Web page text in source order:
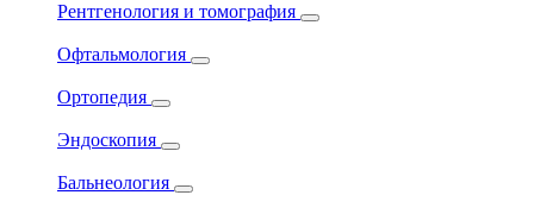
Рентгенология и томография
Офтальмология
Ортопедия
Эндоскопия
Бальнеология